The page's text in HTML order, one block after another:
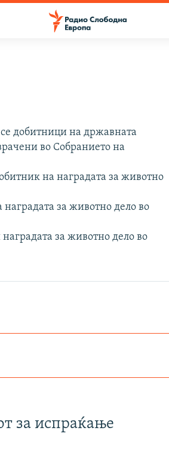
добитници на државната
во Собранието на
на наградата за животно
за животно дело во
за животно дело во
за испраќање